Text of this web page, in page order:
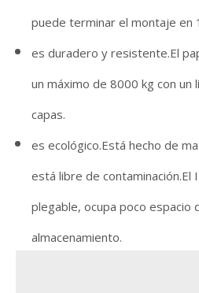
puede terminar el montaje en
es duradero y resistente.El
un máximo de 8000 kg con un
capas.
es ecológico.Está hecho de
está libre de contaminación.El
plegable, ocupa poco
almacenamiento.